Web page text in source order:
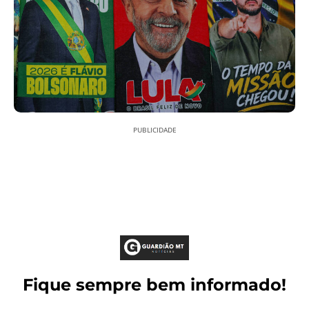
PUBLICIDADE
Fique sempre bem informado!